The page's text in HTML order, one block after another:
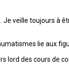
veille toujours à
lie aux
des cours de